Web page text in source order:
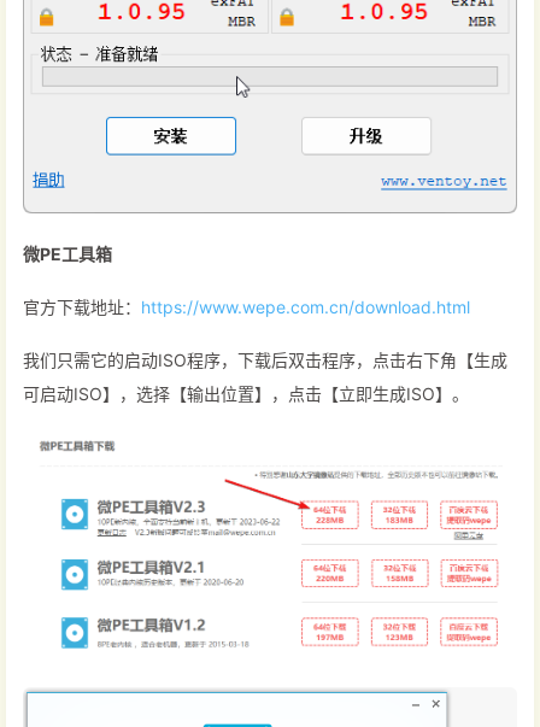
微PE工具箱
官方下载地址： https://www.wepe.com.cn/download.html
我们只需它的启动ISO程序，下载后双击程序，点击右下角【生成
可启动ISO】，选择【输出位置】，点击【立即生成ISO】。